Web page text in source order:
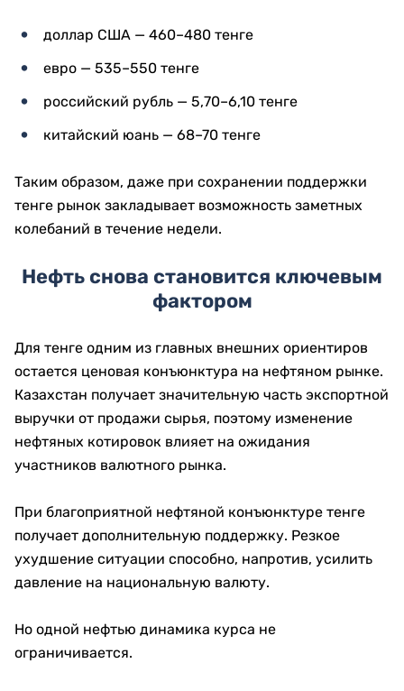
доллар США — 460–480 тенге
евро — 535–550 тенге
российский рубль — 5,70–6,10 тенге
китайский юань — 68–70 тенге
Таким образом, даже при сохранении поддержки
тенге рынок закладывает возможность заметных
колебаний в течение недели.
Нефть снова становится ключевым
фактором
Для тенге одним из главных внешних ориентиров
остается ценовая конъюнктура на нефтяном рынке.
Казахстан получает значительную часть экспортной
выручки от продажи сырья, поэтому изменение
нефтяных котировок влияет на ожидания
участников валютного рынка.
При благоприятной нефтяной конъюнктуре тенге
получает дополнительную поддержку. Резкое
ухудшение ситуации способно, напротив, усилить
давление на национальную валюту.
Но одной нефтью динамика курса не
ограничивается.